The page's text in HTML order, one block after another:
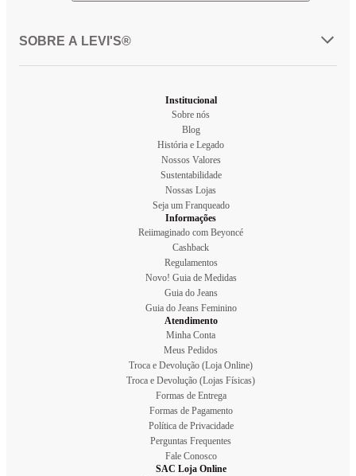
SOBRE A LEVI'S®
Institucional
Sobre nós
Blog
História e Legado
Nossos Valores
Sustentabilidade
Nossas Lojas
Seja um Franqueado
Informações
Reiimaginado com Beyoncé
Cashback
Regulamentos
Novo! Guia de Medidas
Guia do Jeans
Guia do Jeans Feminino
Atendimento
Minha Conta
Meus Pedidos
Troca e Devolução (Loja Online)
Troca e Devolução (Lojas Físicas)
Formas de Entrega
Formas de Pagamento
Política de Privacidade
Perguntas Frequentes
Fale Conosco
SAC Loja Online